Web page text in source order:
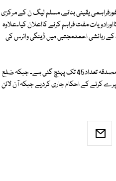
یقینی بنانے، مسلم لیگ ن کے مرکزی
مفت فراہم کرنے کااعلان کیا۔علاوہ
ثمینہ اورشاہدرہ کے رہائشی احمدمجتبی میں ڈینگی وائرس کی
دونوں مریضوں کو میو ہسپتال لاہورمیں داخل کروا دیا گیاہے ۔اس طرح پنجاب میںمریضوںکی کل مصدقہ تعداد45 تک پہنچ گئی ہے۔ جبکہ ضلع
کرنے کے احکام جاری کردیے جبکہ آن لائن